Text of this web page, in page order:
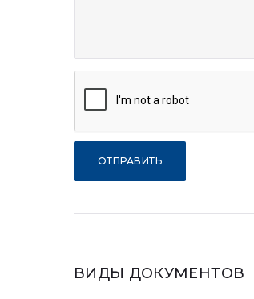
ВИДЫ ДОКУМЕНТОВ